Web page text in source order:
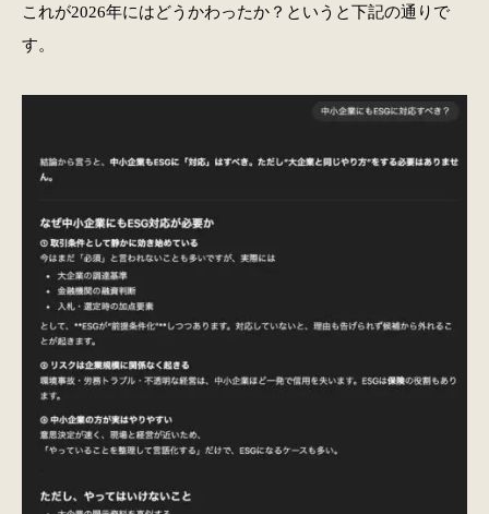
これが2026年にはどうかわったか？というと下記の通りで
す。